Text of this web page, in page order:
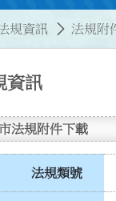
規資訊 法規附
資訊
法規附件下載
法規類號